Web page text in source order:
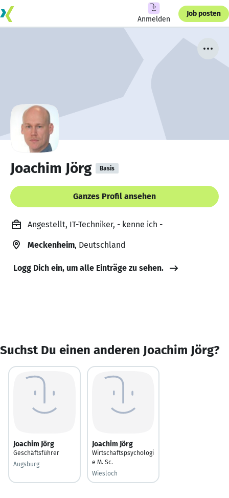
Anmelden
Job posten
Joachim Jörg Basis
Ganzes Profil ansehen
Angestellt, IT-Techniker, - kenne ich -
Meckenheim, Deutschland
Logg Dich ein, um alle Einträge zu sehen.
Suchst Du einen anderen Joachim Jörg?
Joachim Jörg
Geschäftsführer
Augsburg
Joachim Jörg
Wirtschaftspsychologi
e M. Sc.
Wiesloch